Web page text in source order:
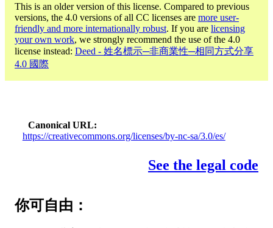
This is an older version of this license. Compared to previous
versions, the 4.0 versions of all CC licenses are more user-
friendly and more internationally robust. If you are licensing
your own work, we strongly recommend the use of the 4.0
license instead: Deed - 姓名標示─非商業性─相同方式分享
4.0 國際
Canonical URL
https://creativecommons.org/licenses/by-nc-sa/3.0/es/
See the legal code
你可自由：